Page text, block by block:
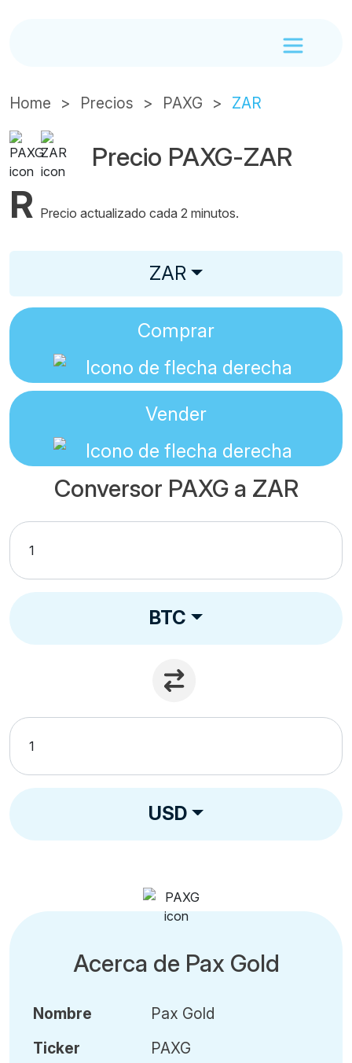
Home Precios PAXG ZAR
Precio PAXG-ZAR
R Precio actualizado cada 2 minutos.
ZAR
Comprar
Vender
Conversor PAXG a ZAR
BTC
USD
Acerca de Pax Gold
Nombre
Ticker
Pax Gold
PAXG